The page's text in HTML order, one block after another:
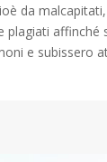
da
plagiati affinché
e subissero